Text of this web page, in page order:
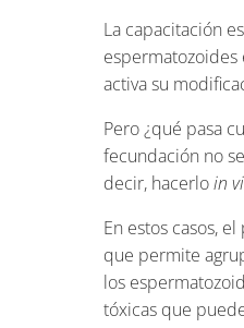
La capacitación
activa su
Pero ¿qué pasa
fecundación no
decir, hacerloin
En estos casos,
que permite
los
tóxicas que